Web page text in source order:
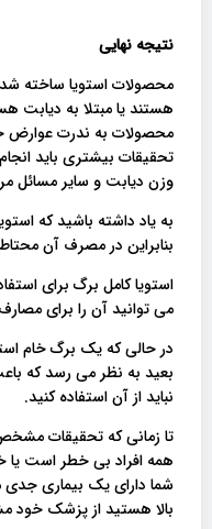
نتیجه نهایی
هستند یا مبتلا به
محصولات به ندرت عوارض
تحقیقات بیشتری باید
وزن دیابت و سایر مسائل
به یاد داشته باشید که
بنابراین در مصرف آن
استویا کامل برگ برای
می توانید آن را برای
در حالی که یک برگ خام
بعید به نظر می رسد که
نباید از آن استفاده کنید.
تا زمانی که تحقیقات
همه افراد بی خطر است یا
شما دارای یک بیماری جدی
بالا هستید از پزشک خود